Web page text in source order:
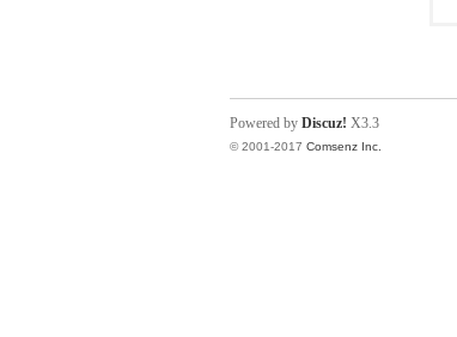
Powered by Discuz! X3.3
© 2001-2017 Comsenz Inc.